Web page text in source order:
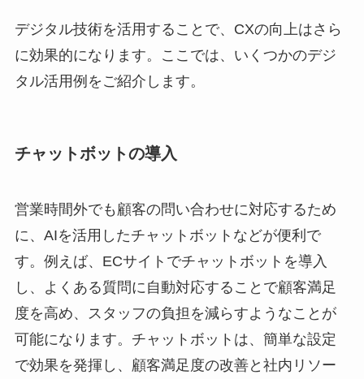
デジタル技術を活用することで、CXの向上はさら
に効果的になります。ここでは、いくつかのデジ
タル活用例をご紹介します。
チャットボットの導入
営業時間外でも顧客の問い合わせに対応するため
に、AIを活用したチャットボットなどが便利で
す。例えば、ECサイトでチャットボットを導入
し、よくある質問に自動対応することで顧客満足
度を高め、スタッフの負担を減らすようなことが
可能になります。チャットボットは、簡単な設定
で効果を発揮し、顧客満足度の改善と社内リソー